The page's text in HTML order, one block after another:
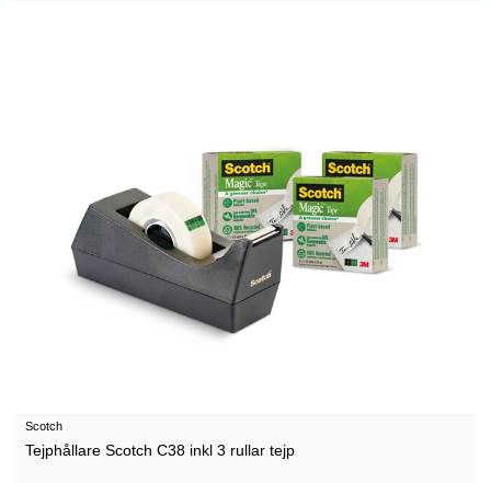
Scotch
Tejphållare Scotch C38 inkl 3 rullar tejp